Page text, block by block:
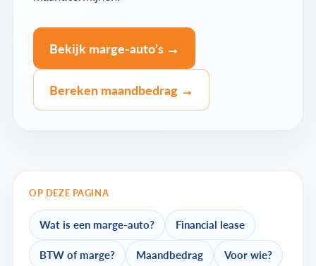
Bekijk marge-auto’s →
Bereken maandbedrag →
OP DEZE PAGINA
Wat is een marge-auto? Financial lease
BTW of marge? Maandbedrag Voor wie?